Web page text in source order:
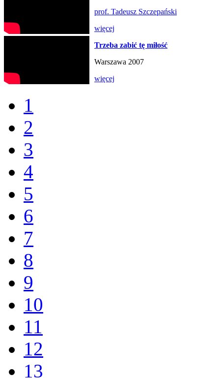
prof. Tadeusz Szczepański
więcej
Trzeba zabić tę miłość
Warszawa 2007
więcej
1
2
3
4
5
6
7
8
9
10
11
12
13